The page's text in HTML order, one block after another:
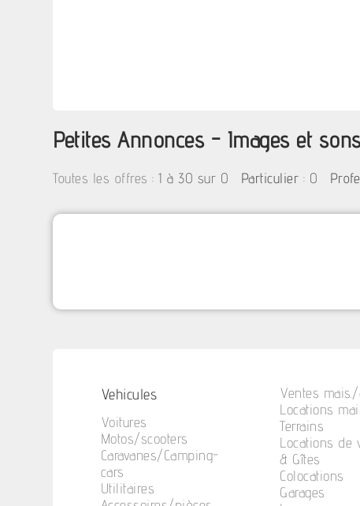
Petites Annonces - Images et
Toutes les offres :1 à 30 sur 0 Particulier : 0
Vehicules
Voitures
Motos/scooters
Caravanes/Camping-
cars
Utilitaires
Ventes mais./
Locations
Terrains
Locations de
& Gîtes
Colocations
Garages